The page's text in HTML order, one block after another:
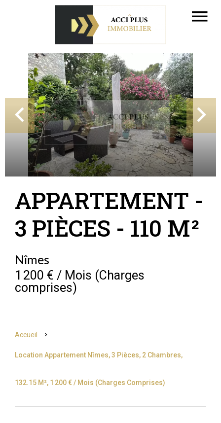
APPARTEMENT -
3 PIÈCES - 110 M²
Nîmes
1 200 € / Mois (Charges
comprises)
Accueil
Location Appartement Nîmes, 3 Pièces, 2 Chambres,
132.15 M², 1 200 € / Mois (Charges Comprises)